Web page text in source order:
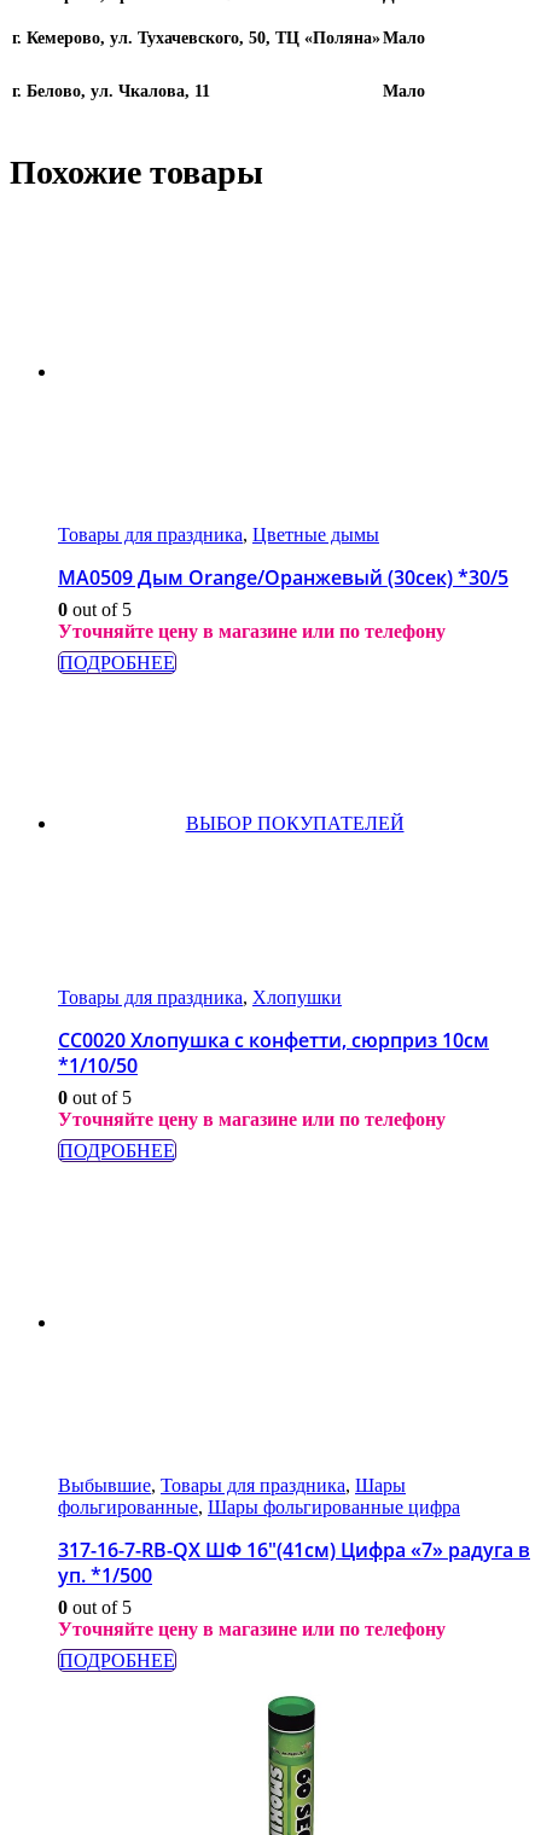
г. Кемерово, ул. Тухачевского, 50, ТЦ «Поляна»Мало
г. Белово, ул. Чкалова, 11 Мало
Похожие товары
Товары для праздника, Цветные дымы
МА0509 Дым Orange/Оранжевый (30сек) *30/5
0 out of 5
Уточняйте цену в магазине или по телефону
ПОДРОБНЕЕ
ВЫБОР ПОКУПАТЕЛЕЙ
Товары для праздника, Хлопушки
СС0020 Хлопушка с конфетти, сюрприз 10см
*1/10/50
0 out of 5
Уточняйте цену в магазине или по телефону
ПОДРОБНЕЕ
Выбывшие, Товары для праздника, Шары
фольгированные, Шары фольгированные цифра
317-16-7-RB-QX ШФ 16″(41см) Цифра «7» радуга в
уп. *1/500
0 out of 5
Уточняйте цену в магазине или по телефону
ПОДРОБНЕЕ